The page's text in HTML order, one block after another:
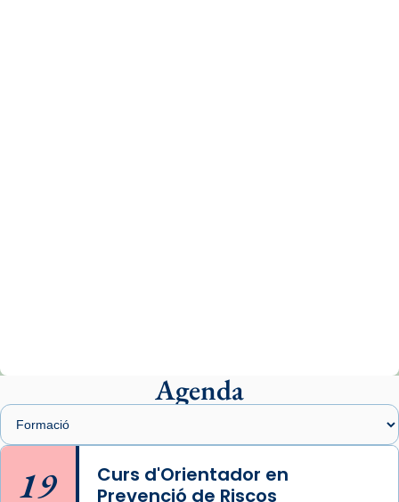
presidit aquest 27 de juliol la missa de Les
Santes de Mataró.
🔗
📸 J. Merino
Photo
Agenda
19
Curs d'Orientador en
Prevenció de Riscos